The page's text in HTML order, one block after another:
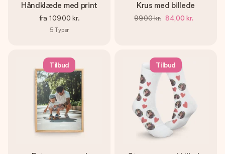
Håndklæde med print
fra 109,00 kr.
5 Typer
Krus med billede
99,00 kr. 84,00 kr.
Tilbud Tilbud